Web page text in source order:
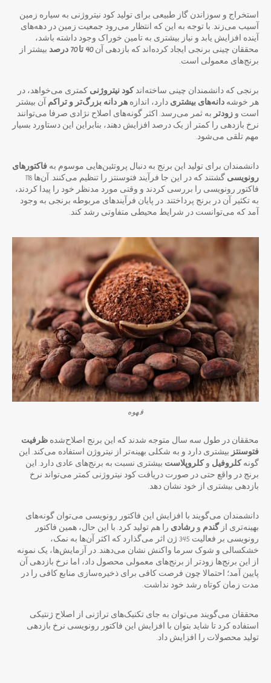
استخراج و سوزاندن گاز طبیعی برای تولید کود نیتروژنی به سیاره زمین
آسیب می‌زند. با توجه به این که انتظار می‌رود جمعیت زمین در دهه‌های
آینده افزایش یابد و نیاز بیشتری به تامین خوراک وجود داشته باشد،
محققان چینی برنجی ایجاد کرده‌اند که بازدهی آن40 تا 70 درصد
بیشتر از
برنج‌های معمولی است.
برنجی که دانشمندان چینی ساخته‌اند کود نیتروژنی کمتری می‌خواهد، در
هر خوشه دانه‌های بیشتری دارد، اندازه هر دانه بزرگ‌تر و تراکم آن بیشتر
است و زودتر به ثمر می‌رسد. اکثر گونه‌های اصلاح نژادی صرفا می‌توانند
نرخ بازدهی را کمتر از یک درصد افزایش دهند، بنابراین این دستاورد بسیار
مهم تلقی می‌شود.
دانشمندان برای تولید این برنج به دنبال پروتئین‌هایی موسوم به فاکتورهای
رونویسی
گشتند که در این جا فرآیند فتوسنتز را تنظیم می‌کنند. آن‌ها 118
فاکتور رونویسی را بررسی کردند و وقتی مورد مدنظر خود را پیدا کردند،
به تکثیر آن در برنج پرداختند. در پایان فرآیندهای مربوطه برنجی به وجود
آمد که می‌توانست در شرایط محیطی متفاوتی رشد کند.
قهوه
محققان در طول سه سال متوجه شدند که این برنج اصلاح‌شده ظرفیت
فتوسنتز بیشتری دارد و به شکلی بهینه‌تر از نیتروژن استفاده می‌کند. این
گونه کلروفیل و کلروپلاست بیشتری نسبت به برنج‌های عادی دارد. این
برنج در واقع حتی در صورت دریافت کود نیتروژنی کمتر می‌تواند نرخ
بازدهی بیشتری از خود نشان دهد.
دانشمندان می‌گویند با افزایش این فاکتور رونویسی می‌توان گونه‌های
بهینه‌تری از گندم و رشادی را هم تولید کرد. با این حال، همین فاکتور
رونویسی بر فعالیت 345 ژن اثر می‌گذارد که اکثر آن‌ها به نمک،
خشکسالی و شوک سرما واکنش نشان می‌دهند. در آزمایش‌ها، یک نمونه
از این برنج‌ها زودتر از برنج‌های معمولی محصول داد، اما نرخ بازدهی آن
پایین آمد؛ احتمالا چون فرصت کافی برای ذخیره‌سازی منابع کافی را در
مدت زمان کوتاه رشد خود نداشت.
محققان می‌گویند می‌توان به جای تکنیک‌های تراژنی از اصلاح ژنتیکی
استفاده کرد تا شاید بتوان با افزایش این فاکتور رونویسی نرخ بازدهی
تولید محصولات را افزایش داد.